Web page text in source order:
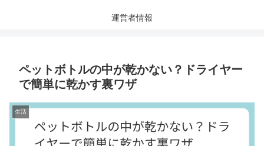
運営者情報
ペットボトルの中が乾かない？ドライヤー
で簡単に乾かす裏ワザ
生活